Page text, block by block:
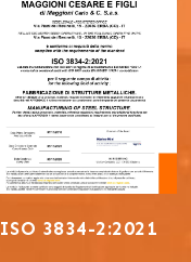
ISO 3834-2:2021